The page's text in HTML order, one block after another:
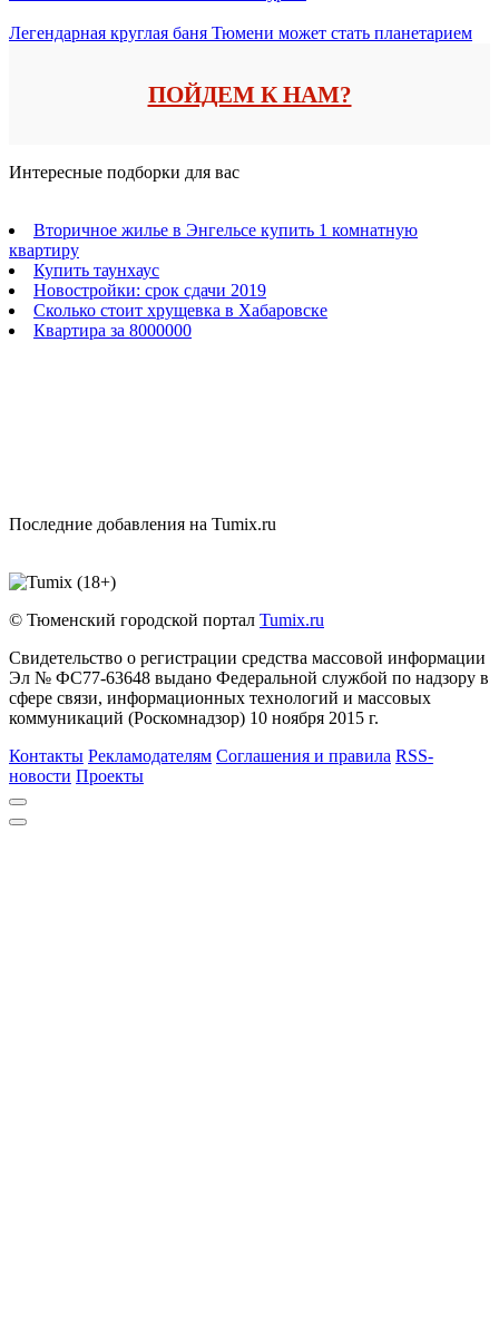
Легендарная круглая баня Тюмени может стать планетарием
ПОЙДЕМ К НАМ?
Интересные подборки для вас
Вторичное жилье в Энгельсе купить 1 комнатную
квартиру
Купить таунхаус
Новостройки: срок сдачи 2019
Сколько стоит хрущевка в Хабаровске
Квартира за 8000000
Последние добавления на Tumix.ru
© Тюменский городской портал Tumix.ru
Свидетельство о регистрации средства массовой информации
Эл № ФС77-63648 выдано Федеральной службой по надзору в
сфере связи, информационных технологий и массовых
коммуникаций (Роскомнадзор) 10 ноября 2015 г.
Контакты Рекламодателям Соглашения и правила RSS-
новости Проекты